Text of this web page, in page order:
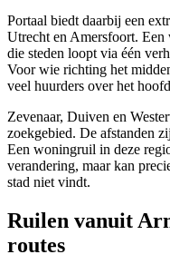
Portaal biedt daarbij een
Utrecht en Amersfoort.
die steden loopt via één
Voor wie richting het
veel huurders over het
Zevenaar, Duiven en
zoekgebied. De afstanden
Een woningruil in deze
verandering, maar kan
stad niet vindt.
Ruilen vanuit
routes